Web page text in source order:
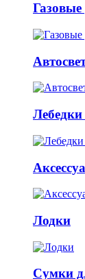
Лебедки
Лодки
Сумки